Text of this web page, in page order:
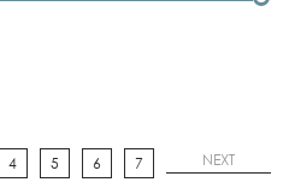
4 5 6 7 NEXT